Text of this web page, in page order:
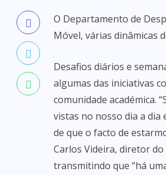
O Departamento de
Móvel, várias dinâmicas
Desafios diários e
algumas das iniciativas
comunidade académica.
vistas no nosso dia a dia
de que o facto de
Carlos Videira, diretor
transmitindo que “há